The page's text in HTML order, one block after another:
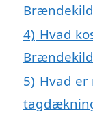
4) Hvad
5) Hvad er